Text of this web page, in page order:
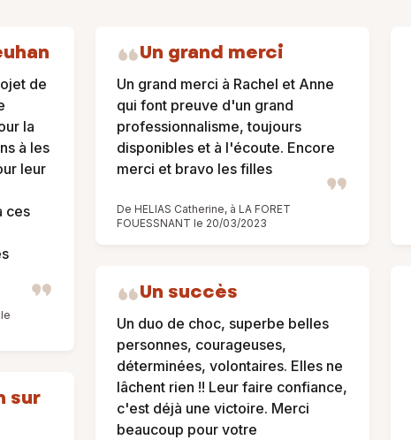
de
la
à les
leur
ces
sur
Un grand merci
Un grand merci à Rachel et Anne
qui font preuve d'un grand
professionnalisme, toujours
disponibles et à l'écoute. Encore
merci et bravo les filles
De HELIAS Catherine, à LA FORET
FOUESSNANT le 20/03/2023
Un succès
Un duo de choc, superbe belles
personnes, courageuses,
déterminées, volontaires. Elles ne
lâchent rien !! Leur faire confiance,
c'est déjà une victoire. Merci
beaucoup pour votre